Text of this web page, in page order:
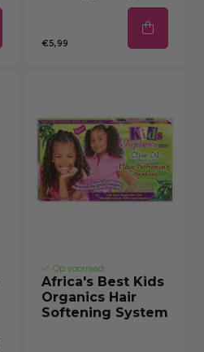
€5,99
Op voorraad
Africa's Best Kids
Organics Hair
Softening System